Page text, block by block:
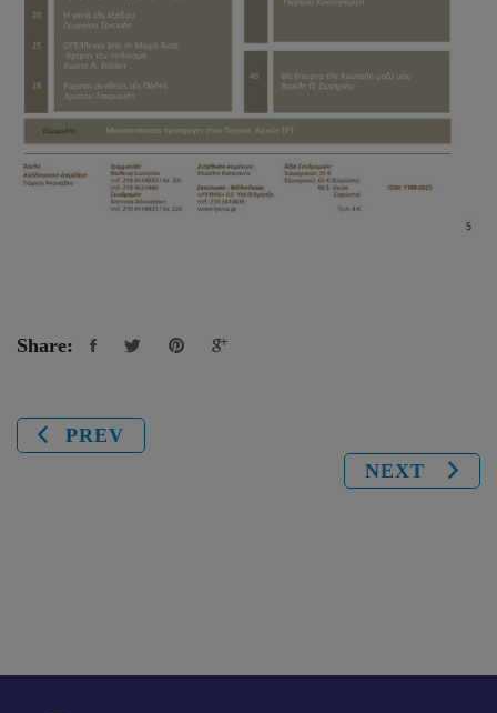
Share:
PREV
NEXT